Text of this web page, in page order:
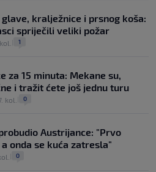
glave, kralježnice i prsnog koša:
spriječili veliki požar
1
za 15 minuta: Mekane su,
i tražit ćete još jednu turu
kol. 0
Austrijance: "Prvo
onda se kuća zatresla"
0